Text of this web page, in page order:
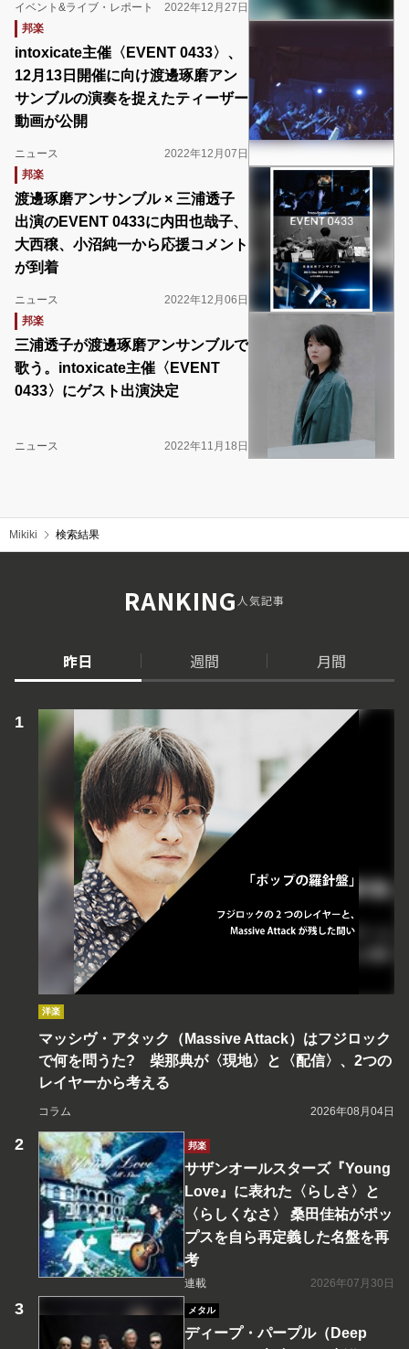
イベント&ライブ・レポート
2022年12月27日
邦楽
intoxicate主催〈EVENT 0433〉、
12月13日開催に向け渡邊琢磨アン
サンブルの演奏を捉えたティーザー
動画が公開
ニュース
2022年12月07日
邦楽
渡邊琢磨アンサンブル × 三浦透子
出演のEVENT 0433に内田也哉子、
大西穣、小沼純一から応援コメント
が到着
ニュース
2022年12月06日
邦楽
三浦透子が渡邊琢磨アンサンブルで
歌う。intoxicate主催〈EVENT
0433〉にゲスト出演決定
ニュース 2022年11月18日
Mikiki 検索結果
RANKING人気記事
昨日 週間 月間
洋楽
マッシヴ・アタック（Massive Attack）はフジロック
で何を問うた? 柴那典が〈現地〉と〈配信〉、2つの
レイヤーから考える
コラム 2026年08月04日
邦楽
サザンオールスターズ『Young
Love』に表れた〈らしさ〉と
〈らしくなさ〉 桑田佳祐がポッ
プスを自ら再定義した名盤を再
考
連載 2026年07月30日
メタル
ディープ・パープル（Deep